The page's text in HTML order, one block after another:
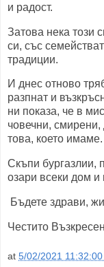
и радост.
Затова нека този
си, със
традиции.
И днес отново
разпнат и
ни показа, че в
човечни,
това, което имаме.
Скъпи бургазлии,
озари всеки дом и
Бъдете здрави,
Честито
at 5/02/2021